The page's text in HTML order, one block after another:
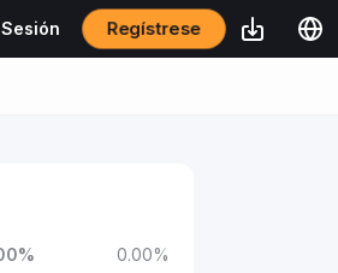
Regístrese
% 0.00%